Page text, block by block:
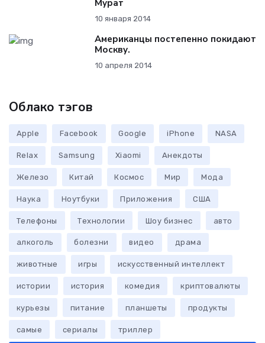
Мурат
10 января 2014
Американцы постепенно покидают
Москву.
10 апреля 2014
Облако тэгов
Apple Facebook Google iPhone NASA
Relax Samsung Xiaomi Анекдоты
Железо Китай Космос Мир Мода
Наука Ноутбуки Приложения США
Телефоны Технологии Шоу бизнес авто
алкоголь болезни видео драма
животные игры искусственный интеллект
истории история комедия криптовалюты
курьезы питание планшеты продукты
самые сериалы триллер